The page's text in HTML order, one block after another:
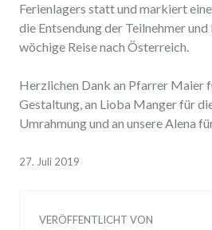
Ferienlagers statt und markiert
die Entsendung der Teilnehmer
wöchige Reise nach Österreich.
Herzlichen Dank an Pfarrer Maier
Gestaltung, an Lioba Manger für
Umrahmung und an unsere Alena
27. Juli 2019
VERÖFFENTLICHT VON